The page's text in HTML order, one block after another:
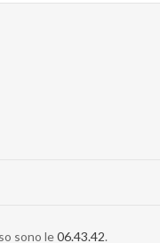
sono le06.43.42.